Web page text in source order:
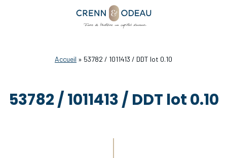
Accueil » 53782 / 1011413 / DDT lot 0.10
53782 / 1011413 / DDT lot 0.10